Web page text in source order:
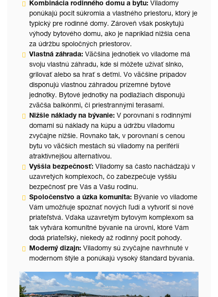
Kombinácia rodinného domu a bytu: Viladomy
ponúkajú pocit súkromia a vlastného priestoru, ktorý je
typický pre rodinné domy. Zároveň však poskytujú
výhody bytového domu, ako je napríklad nižšia cena
za údržbu spoločných priestorov.
Vlastná záhrada: Väčšina jednotiek vo viladome má
svoju vlastnú záhradu, kde si môžete užívať slnko,
grilovať alebo sa hrať s deťmi. Vo väčšine prípadov
disponujú vlastnou záhradou prízemné bytové
jednotky. Bytové jednotky na podlažiach disponujú
zväčša balkónmi, či priestrannými terasami.
Nižšie náklady na bývanie: V porovnaní s rodinnými
domami sú náklady na kúpu a údržbu viladomu
zvyčajne nižšie. Rovnako tak, v porovnaní s cenou
bytu vo väčších mestách sú viladomy na periférií
atraktívnejšou alternatívou.
Vyššia bezpečnosť: Viladomy sa často nachádzajú v
uzavretých komplexoch, čo zabezpečuje vyššiu
bezpečnosť pre Vás a Vašu rodinu.
Spoločenstvo a úzka komunita: Bývanie vo viladome
Vám umožňuje spoznať nových ľudí a vytvoriť si nové
priateľstvá. Vďaka uzavretým bytovým komplexom sa
tak vytvára komunitné bývanie na úrovni, ktoré Vám
dodá priateľský, niekedy až rodinný pocit pohody.
Moderný dizajn: Viladomy sú zvyčajne navrhnuté v
modernom štýle a ponúkajú vysoký štandard bývania.